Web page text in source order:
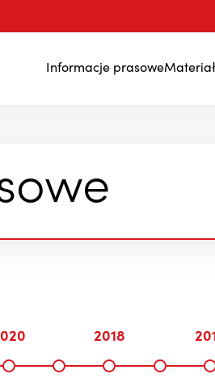
Informacje prasowe
2018